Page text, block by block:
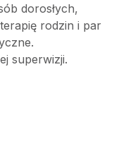
dorosłych,
rodzin i par
superwizji.